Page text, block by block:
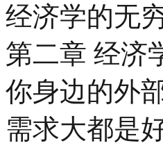
经济学的无
第二章 经济
你身边的外
需求大都是